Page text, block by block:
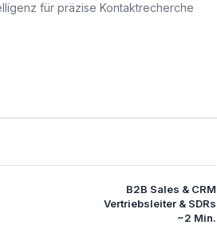
für präzise Kontaktrecherche
B2B Sales & CRM
Vertriebsleiter & SDRs
~2 Min.